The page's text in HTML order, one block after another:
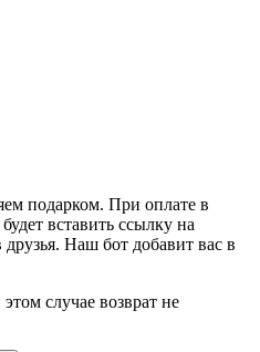
подарком. При оплате в
вставить ссылку на
Наш бот добавит вас в
случае возврат не